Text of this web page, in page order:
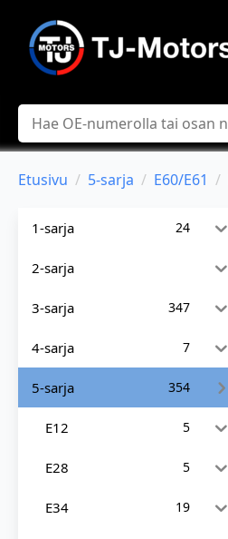
Hae
Etusivu 5-sarja E60/E61
1-sarja 24
2-sarja
3-sarja 347
4-sarja 7
5-sarja 354
E12 5
E28 5
E34 19